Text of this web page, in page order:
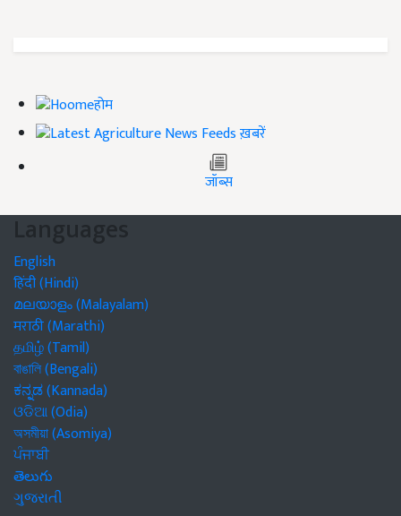
होम
ख़बरें
जॉब्स
Languages
English
हिंदी (Hindi)
മലയാളം (Malayalam)
मराठी (Marathi)
தமிழ் (Tamil)
বাঙালি (Bengali)
ಕನ್ನಡ (Kannada)
ଓଡିଆ (Odia)
অসমীয়া (Asomiya)
ਪੰਜਾਬੀ
తెలుగు
ગુજરાતી